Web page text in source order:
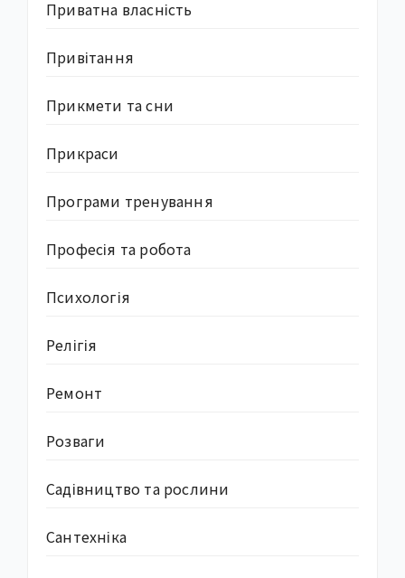
Приватна власність
Привітання
Прикмети та сни
Прикраси
Програми тренування
Професія та робота
Психологія
Релігія
Ремонт
Розваги
Садівництво та рослини
Сантехніка